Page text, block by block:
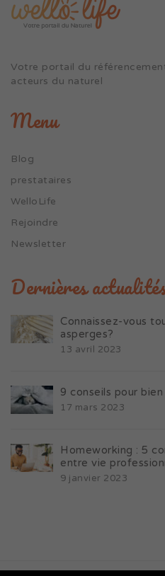
Votre portail du
acteurs du naturel
Menu
Blog
prestataires
WelloLife
Rejoindre
Newsletter
Dernières
Connaissez-vous
asperges?
13 avril 2023
9 conseils pour
17 mars 2023
Homeworking : 5
entre vie
9 janvier 2023